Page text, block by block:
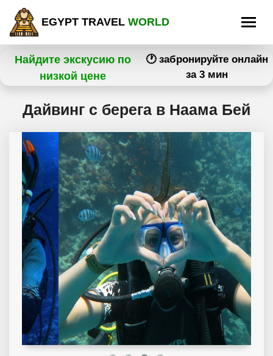
EGYPT TRAVEL WORLD
Найдите экскусию по
низкой цене
🕐 забронируйте онлайн
за 3 мин
Дайвинг с берега в Наама Бей